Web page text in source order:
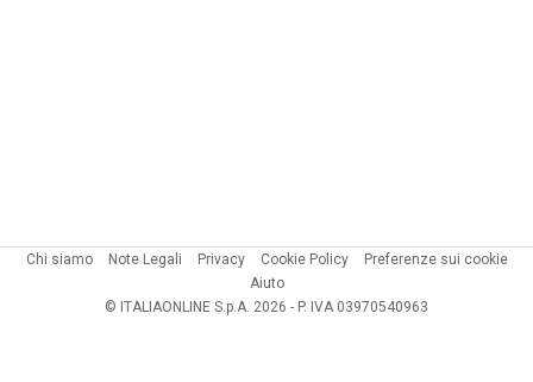
Chi siamo Note Legali Privacy Cookie Policy
Preferenze sui cookie
Aiuto
© ITALIAONLINE S.p.A. 2026 - P. IVA 03970540963